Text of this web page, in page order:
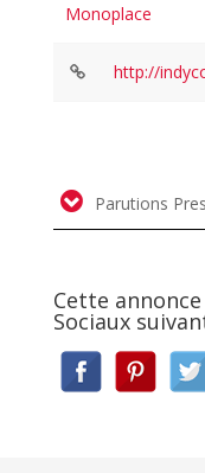
Monoplace
http://
Parutions
Cette
Sociaux